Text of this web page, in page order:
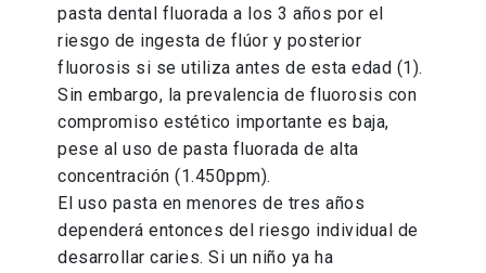
pasta dental fluorada a los 3 años por el
riesgo de ingesta de flúor y posterior
fluorosis si se utiliza antes de esta edad (1).
Sin embargo, la prevalencia de fluorosis con
compromiso estético importante es baja,
pese al uso de pasta fluorada de alta
concentración (1.450ppm).
El uso pasta en menores de tres años
dependerá entonces del riesgo individual de
desarrollar caries. Si un niño ya ha